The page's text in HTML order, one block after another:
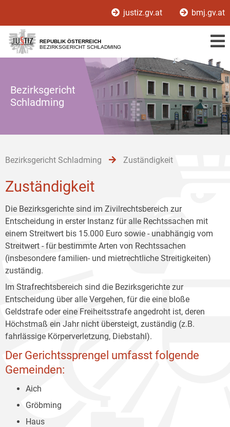
[1]
[2]
[3]
justiz.gv.at bmj.gv.at
REPUBLIK ÖSTERREICH
BEZIRKSGERICHT SCHLADMING
Bezirksgericht
Schladming
Bezirksgericht Schladming Zuständigkeit
Zuständigkeit
Die Bezirksgerichte sind im Zivilrechtsbereich zur
Entscheidung in erster Instanz für alle Rechtssachen mit
einem Streitwert bis 15.000 Euro sowie - unabhängig vom
Streitwert - für bestimmte Arten von Rechtssachen
(insbesondere familien- und mietrechtliche Streitigkeiten)
zuständig.
Im Strafrechtsbereich sind die Bezirksgerichte zur
Entscheidung über alle Vergehen, für die eine bloße
Geldstrafe oder eine Freiheitsstrafe angedroht ist, deren
Höchstmaß ein Jahr nicht übersteigt, zuständig (z.B.
fahrlässige Körperverletzung, Diebstahl).
Der Gerichtssprengel umfasst folgende
Gemeinden:
Aich
Gröbming
Haus